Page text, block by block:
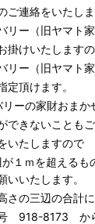
ご連絡をいたしま
リー （旧ヤマト
掛けいたします
リー （旧ヤマト
定頂けます。
リーの家財おまか
できないことも
いたしますの
が１ｍを超える
いいたします。
さの三辺の合計
918-8173 か